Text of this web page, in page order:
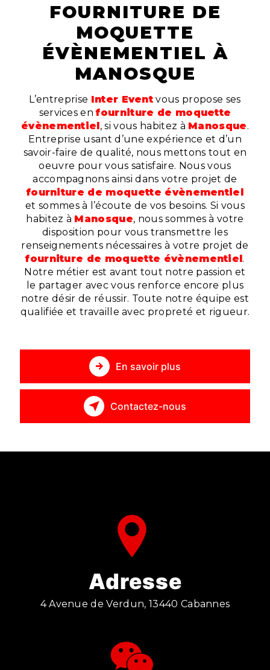
FOURNITURE DE
MOQUETTE
ÉVÈNEMENTIEL À
MANOSQUE
L’entreprise Inter Event vous propose ses
services enfourniture de moquette
évènementiel, si vous habitez à Manosque.
Entreprise usant d’une expérience et d’un
savoir-faire de qualité, nous mettons tout en
oeuvre pour vous satisfaire. Nous vous
accompagnons ainsi dans votre projet de
fourniture de moquette évènementiel
et sommes à l’écoute de vos besoins. Si vous
habitez à Manosque, nous sommes à votre
disposition pour vous transmettre les
renseignements nécessaires à votre projet de
fourniture de moquette évènementiel.
Notre métier est avant tout notre passion et
le partager avec vous renforce encore plus
notre désir de réussir. Toute notre équipe est
qualifiée et travaille avec propreté et rigueur.
En savoir plus
Contactez-nous
Adresse
4 Avenue de Verdun, 13440 Cabannes